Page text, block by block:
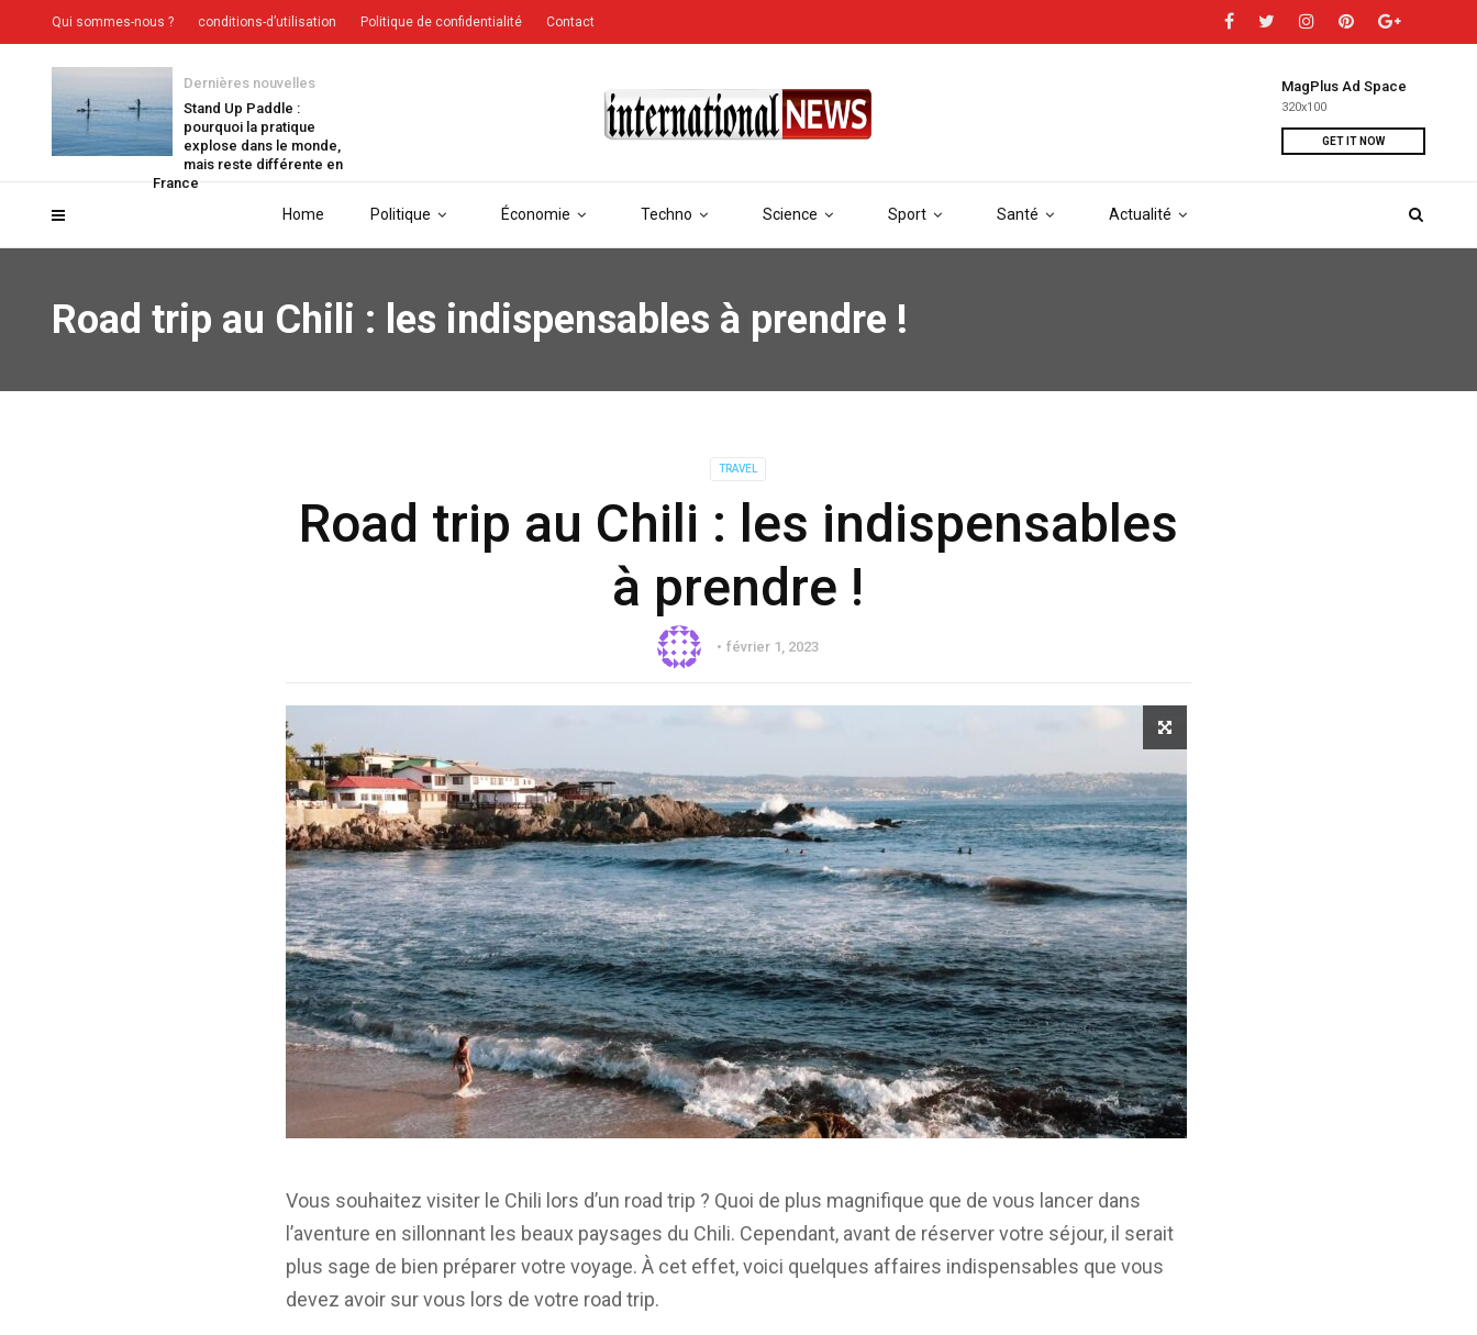
Home Politique Économie Techno Science Sport Santé Actualité
MagPlus Ad Space
320x100
GET IT NOW
Dernières nouvelles
Stand Up Paddle :
pourquoi la pratique
explose dans le monde,
mais reste différente en
France
Qui sommes-nous ? conditions-d’utilisation Politique de confidentialité Contact
Road trip au Chili : les indispensables à prendre !
TRAVEL
Road trip au Chili : les indispensables
à prendre !
février 1, 2023
Vous souhaitez visiter le Chili lors d’un road trip ? Quoi de plus magnifique que de vous lancer dans
l’aventure en sillonnant les beaux paysages du Chili. Cependant, avant de réserver votre séjour, il serait
plus sage de bien préparer votre voyage. À cet effet, voici quelques affaires indispensables que vous
devez avoir sur vous lors de votre road trip.